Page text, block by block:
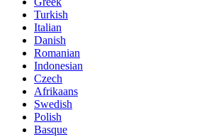
Turkish
Italian
Danish
Romanian
Indonesian
Czech
Afrikaans
Swedish
Polish
Basque